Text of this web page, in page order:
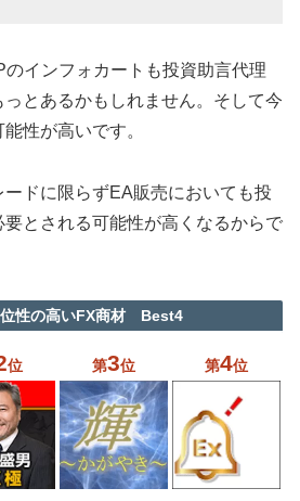
インフォカートも投資助言代理
とあるかもしれません。そして今
性が高いです。
ドに限らずEA販売においても投
とされる可能性が高くなるからで
位性の高いFX商材 Best4
位 第3位 第4位